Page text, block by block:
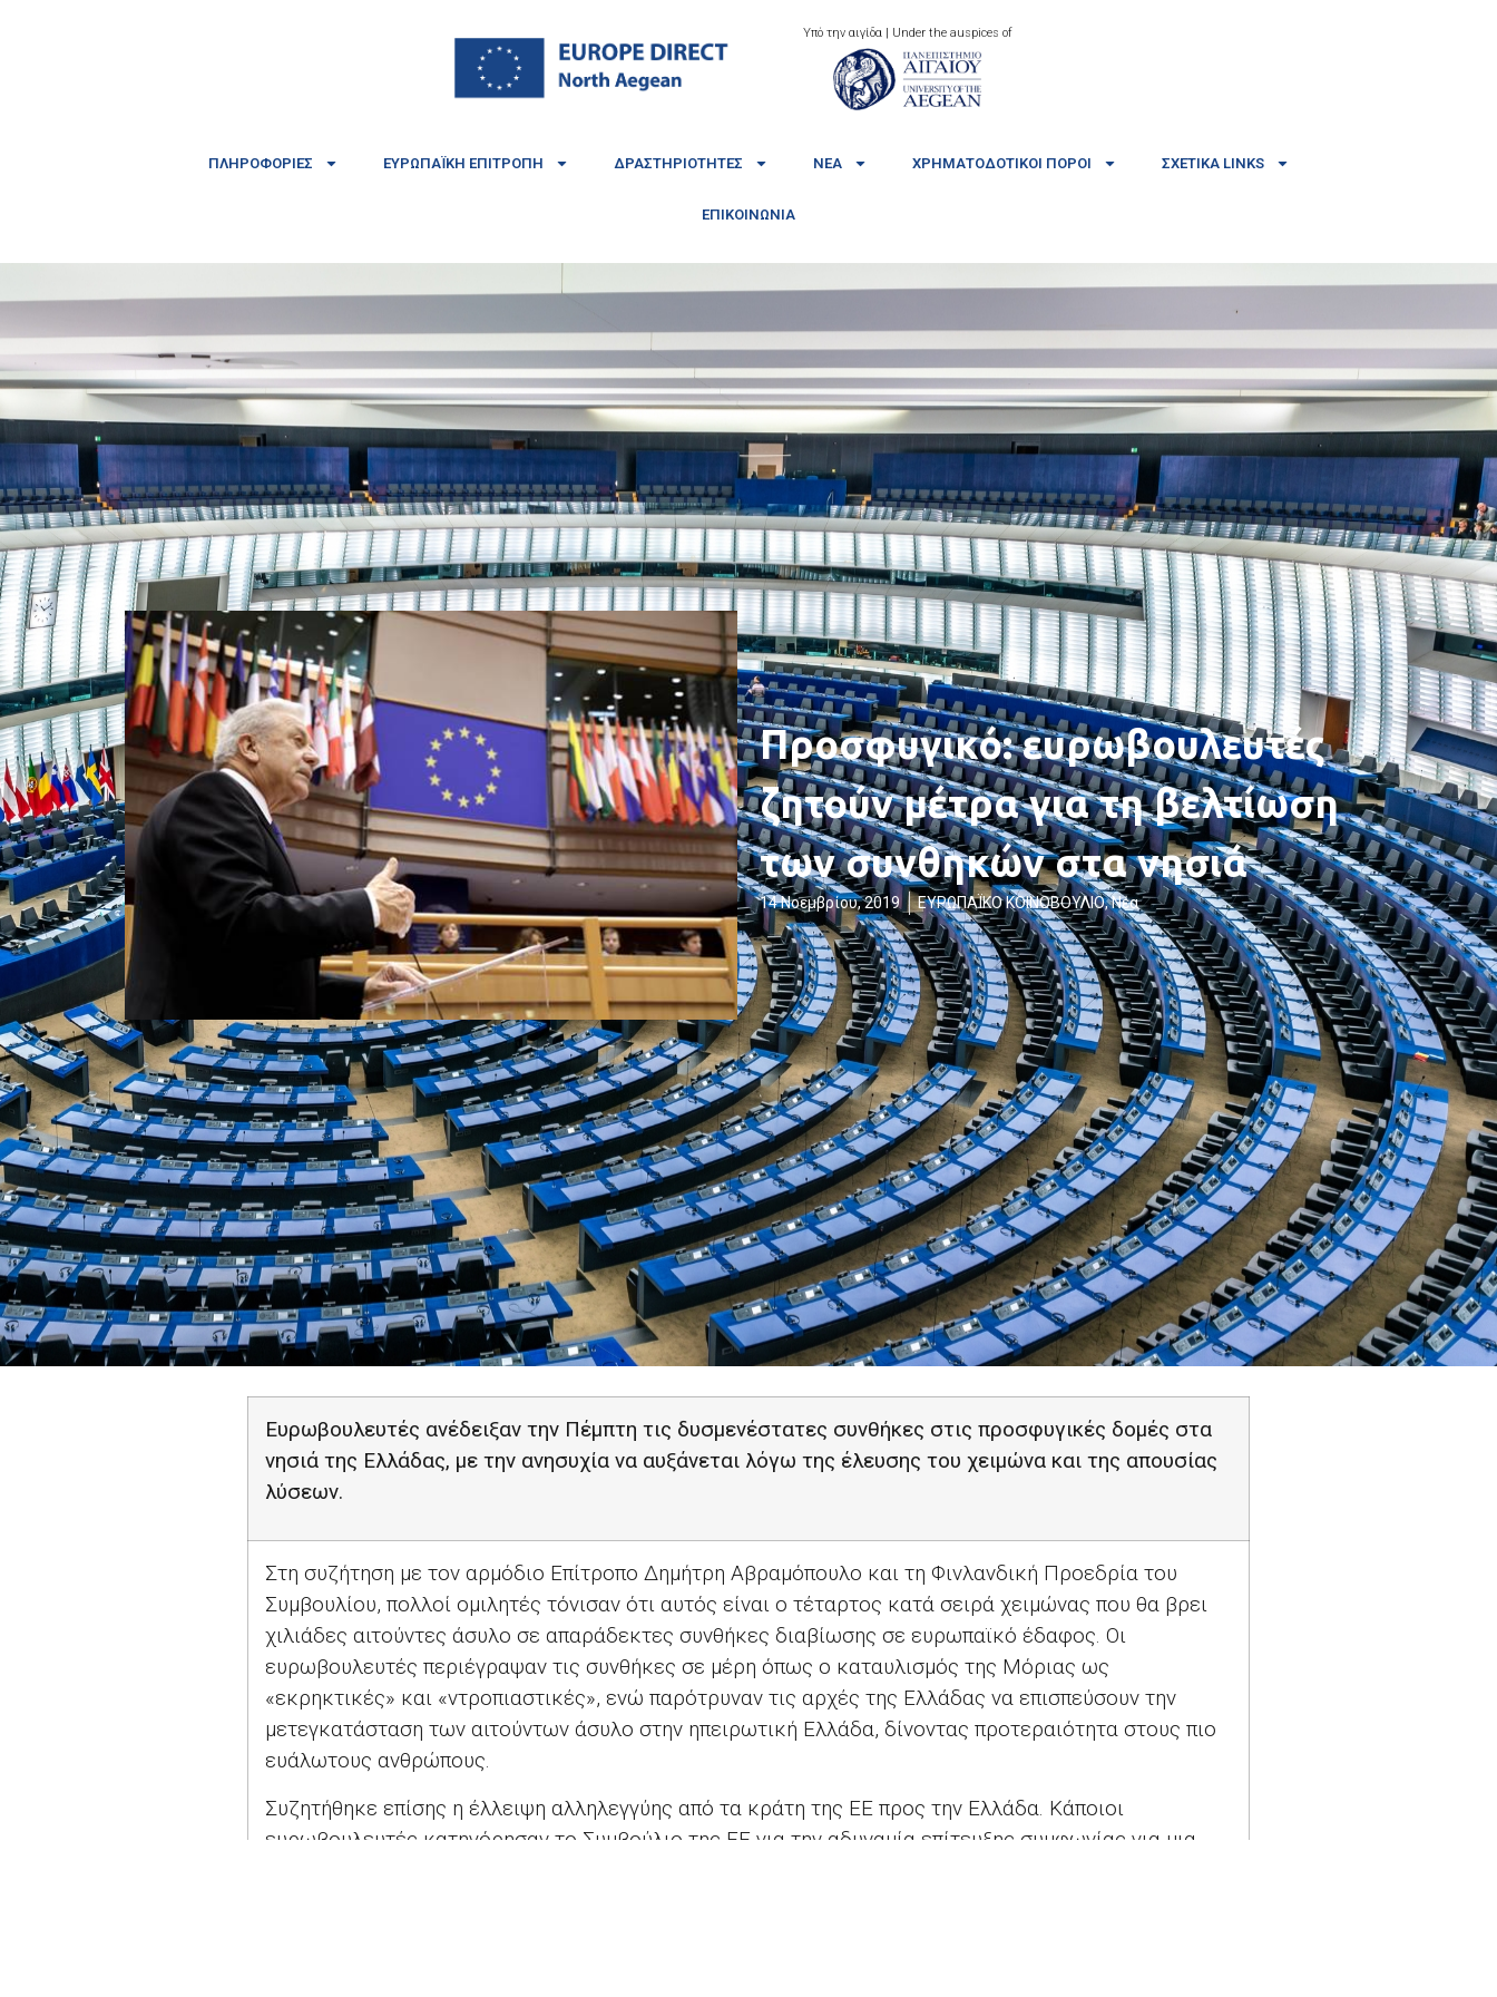
Υπό την αιγίδα | Under the auspices of
ΠΛΗΡΟΦΟΡΊΕΣ ΕΥΡΩΠΑΪΚΉ ΕΠΙΤΡΟΠΉ ΔΡΑΣΤΗΡΙΌΤΗΤΕΣ ΝΈΑ ΧΡΗΜΑΤΟΔΟΤΙΚΟΊ ΠΌΡΟΙ ΣΧΕΤΙΚΆ LINKS
ΕΠΙΚΟΙΝΩΝΊΑ
Προσφυγικό: ευρωβουλευτές
ζητούν μέτρα για τη βελτίωση
των συνθηκών στα νησιά
14 Νοεμβρίου, 2019 ΕΥΡΩΠΑΪΚΟ ΚΟΙΝΟΒΟΥΛΙΟ,Νέα
Ευρωβουλευτές ανέδειξαν την Πέμπτη τις δυσμενέστατες συνθήκες στις προσφυγικές δομές στα
νησιά της Ελλάδας, με την ανησυχία να αυξάνεται λόγω της έλευσης του χειμώνα και της απουσίας
λύσεων.
Στη συζήτηση με τον αρμόδιο Επίτροπο Δημήτρη Αβραμόπουλο και τη Φινλανδική Προεδρία του
Συμβουλίου, πολλοί ομιλητές τόνισαν ότι αυτός είναι ο τέταρτος κατά σειρά χειμώνας που θα βρει
χιλιάδες αιτούντες άσυλο σε απαράδεκτες συνθήκες διαβίωσης σε ευρωπαϊκό έδαφος. Οι
ευρωβουλευτές περιέγραψαν τις συνθήκες σε μέρη όπως ο καταυλισμός της Μόριας ως
«εκρηκτικές» και «ντροπιαστικές», ενώ παρότρυναν τις αρχές της Ελλάδας να επισπεύσουν την
μετεγκατάσταση των αιτούντων άσυλο στην ηπειρωτική Ελλάδα, δίνοντας προτεραιότητα στους πιο
ευάλωτους ανθρώπους.
Συζητήθηκε επίσης η έλλειψη αλληλεγγύης από τα κράτη της ΕΕ προς την Ελλάδα. Κάποιοι
ευρωβουλευτές κατηγόρησαν το Συμβούλιο της ΕΕ για την αδυναμία επίτευξης συμφωνίας για μια